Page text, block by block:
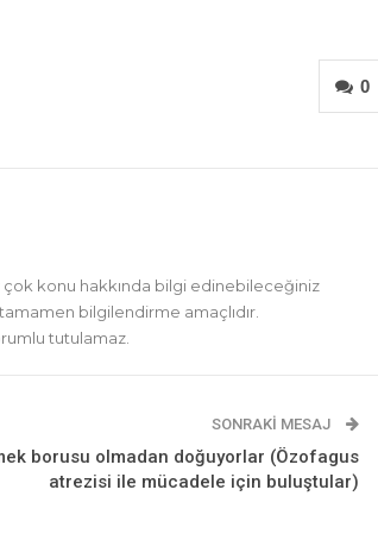
0
konu hakkında bilgi edinebileceğiniz
bilgilendirme amaçlıdır.
tutulamaz.
SONRAKI MESAJ
borusu olmadan doğuyorlar (Özofagus
atrezisi ile mücadele için buluştular)